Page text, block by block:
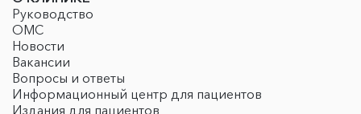
Руководство
ОМС
Новости
Вакансии
Вопросы и ответы
Информационный центр для пациентов
Издания для пациентов